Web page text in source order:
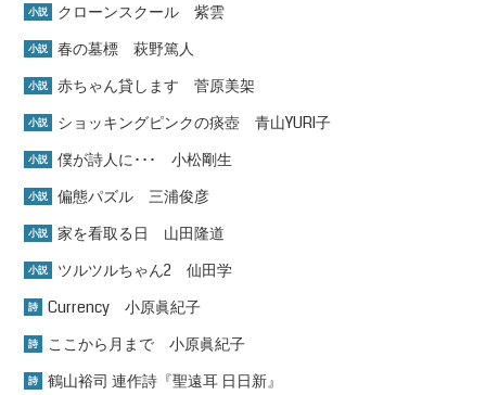
小説 クローンスクール 紫雲
小説 春の墓標 萩野篤人
小説 赤ちゃん貸します 菅原美架
小説 ショッキングピンクの痰壺 青山YURI子
小説 僕が詩人に･･･ 小松剛生
小説 偏態パズル 三浦俊彦
小説 家を看取る日 山田隆道
小説 ツルツルちゃん2 仙田学
詩 Currency 小原眞紀子
詩 ここから月まで 小原眞紀子
詩 鶴山裕司 連作詩『聖遠耳 日日新』